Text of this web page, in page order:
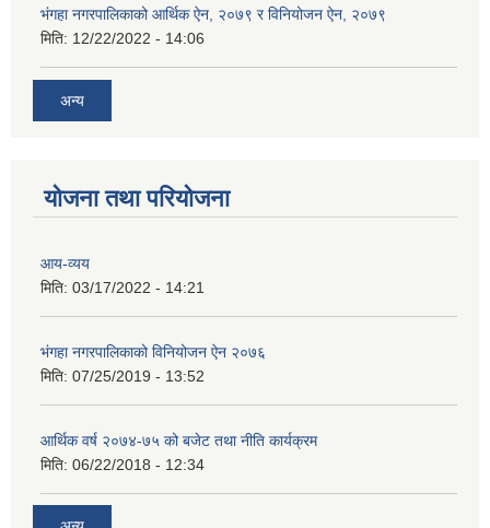
भंगहा नगरपालिकाको आर्थिक ऐन, २०७९ र विनियोजन ऐन, २०७९
मिति: 12/22/2022 - 14:06
अन्य
योजना तथा परियोजना
आय-व्यय
मिति: 03/17/2022 - 14:21
भंगहा नगरपालिकाको विनियोजन ऐन २०७६
मिति: 07/25/2019 - 13:52
आर्थिक वर्ष २०७४-७५ को बजेट तथा नीति कार्यक्रम
मिति: 06/22/2018 - 12:34